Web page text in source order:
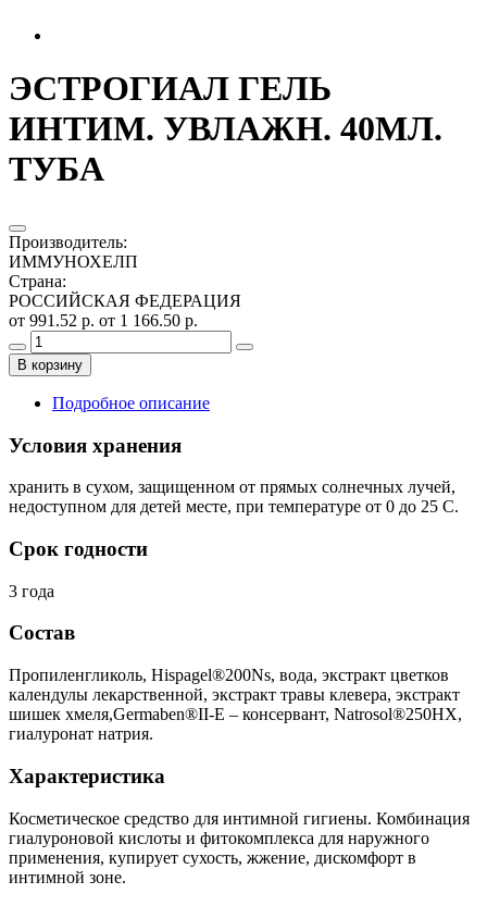
ЭСТРОГИАЛ ГЕЛЬ
ИНТИМ. УВЛАЖН. 40МЛ.
ТУБА
Производитель:
ИММУНОХЕЛП
Страна:
РОССИЙСКАЯ ФЕДЕРАЦИЯ
от 991.52 р. от 1 166.50 р.
В корзину
Подробное описание
Условия хранения
хранить в сухом, защищенном от прямых солнечных лучей,
недоступном для детей месте, при температуре от 0 до 25 С.
Срок годности
3 года
Состав
Пропиленгликоль, Hispagel®200Ns, вода, экстракт цветков
календулы лекарственной, экстракт травы клевера, экстракт
шишек хмеля,Germaben®II-E – консервант, Natrosol®250HX,
гиалуронат натрия.
Характеристика
Косметическое средство для интимной гигиены. Комбинация
гиалуроновой кислоты и фитокомплекса для наружного
применения, купирует сухость, жжение, дискомфорт в
интимной зоне.